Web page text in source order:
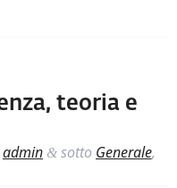
teoria e
admin & sotto Generale,